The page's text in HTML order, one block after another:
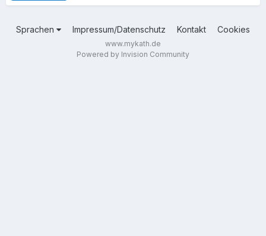
Sprachen Impressum/Datenschutz Kontakt Cookies
www.mykath.de
Powered by Invision Community